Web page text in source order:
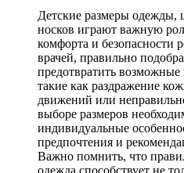
Детские размеры одежды,
носков играют важную
комфорта и безопасности
врачей, правильно
предотвратить
такие как раздражение
движений или
выборе размеров
индивидуальные
предпочтения и
Важно помнить, что
одежда способствует не